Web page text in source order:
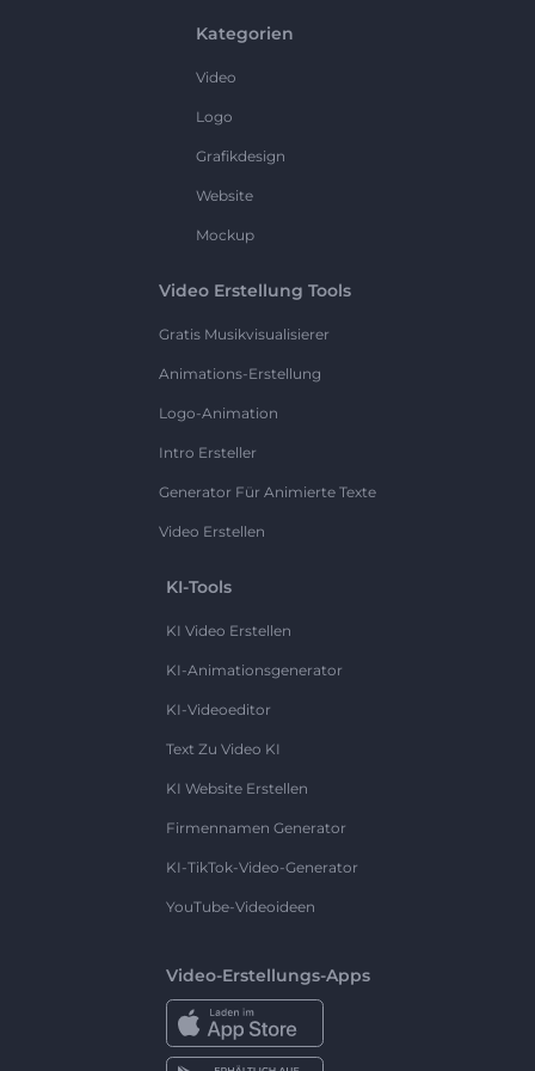
Kategorien
Video
Logo
Grafikdesign
Website
Mockup
Video Erstellung Tools
Gratis Musikvisualisierer
Animations-Erstellung
Logo-Animation
Intro Ersteller
Generator Für Animierte Texte
Video Erstellen
KI-Tools
KI Video Erstellen
KI-Animationsgenerator
KI-Videoeditor
Text Zu Video KI
KI Website Erstellen
Firmennamen Generator
KI-TikTok-Video-Generator
YouTube-Videoideen
Video-Erstellungs-Apps